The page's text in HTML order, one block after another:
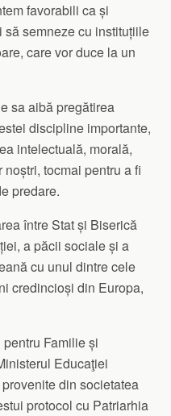
favorabili ca și
semneze cu instituțiile
care vor duce la un
sa aibă pregătirea
discipline importante,
intelectuală, morală,
tocmai pentru a fi
predare.
între Stat și Biserică
a păcii sociale și a
cu unul dintre cele
credincioși din Europa,
Familie și
Educaţiei
din societatea
protocol cu Patriarhia